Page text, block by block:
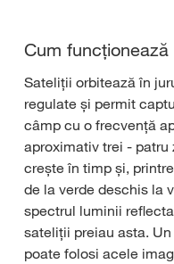
Cum funcționează
Sateliții orbitează în
regulate și permit
câmp cu o frecvență
aproximativ trei -
crește în timp și,
de la verde deschis la
spectrul luminii
sateliții preiau asta.
poate folosi acele